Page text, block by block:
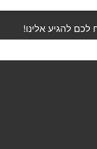
לכם להגיע אלינו!